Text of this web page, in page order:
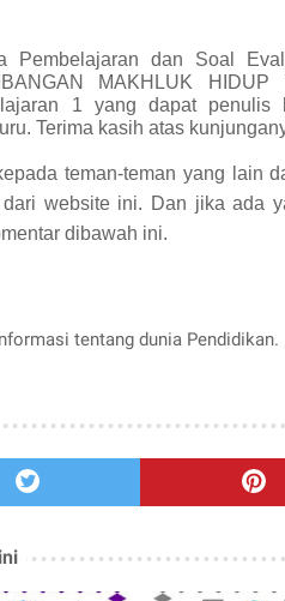
Pembelajaran dan Soal
MAKHLUK
1 yang dapat penulis
Terima kasih atas
teman-teman yang lain
website ini. Dan jika ada
dibawah ini.
tentang dunia Pendidikan.